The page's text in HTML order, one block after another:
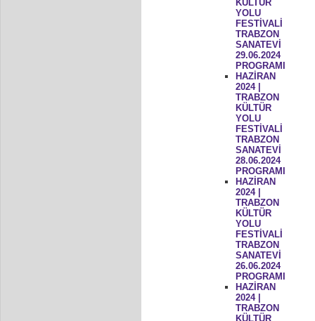
KÜLTÜR
YOLU
FESTİVALİ
TRABZON
SANATEVİ
29.06.2024
PROGRAMI
HAZİRAN
2024 |
TRABZON
KÜLTÜR
YOLU
FESTİVALİ
TRABZON
SANATEVİ
28.06.2024
PROGRAMI
HAZİRAN
2024 |
TRABZON
KÜLTÜR
YOLU
FESTİVALİ
TRABZON
SANATEVİ
26.06.2024
PROGRAMI
HAZİRAN
2024 |
TRABZON
KÜLTÜR